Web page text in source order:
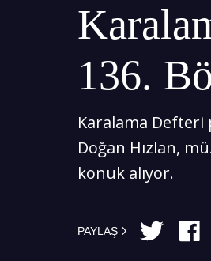
136.
Karalama Defteri
Doğan Hızlan,
konuk alıyor.
PAYLAŞ